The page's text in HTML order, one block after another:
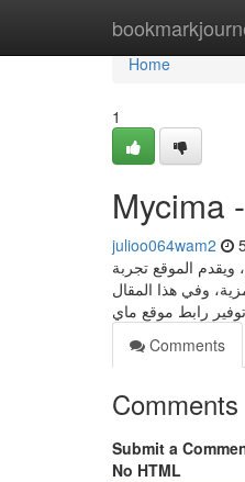
Home
Home
1
Mycima
julioo064wam2
الموقع تجربة
وفي هذا المقال
Comments
Comments
Submit a
No HTML